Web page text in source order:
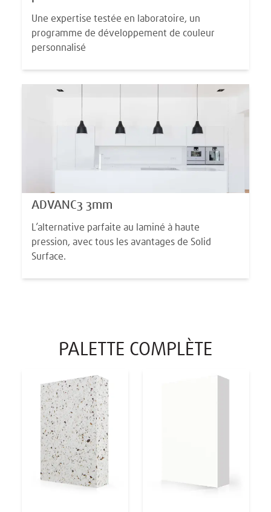
Une expertise testée en laboratoire, un
programme de développement de couleur
personnalisé
ADVANC3 3mm
L’alternative parfaite au laminé à haute
pression, avec tous les avantages de Solid
Surface.
PALETTE COMPLÈTE